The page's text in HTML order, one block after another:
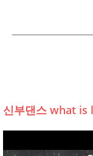
신부댄스 what is